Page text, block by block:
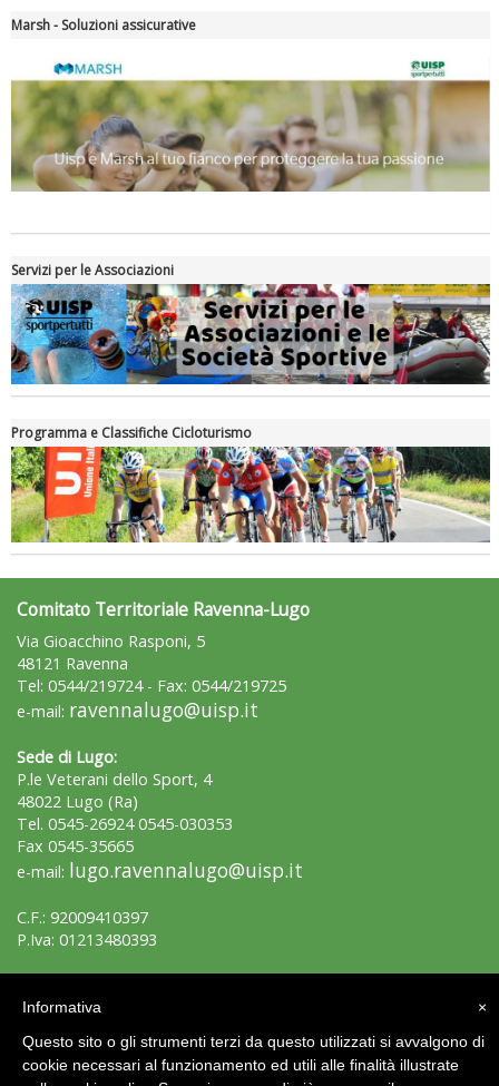
Marsh - Soluzioni assicurative
Servizi per le Associazioni
Programma e Classifiche Cicloturismo
Comitato Territoriale Ravenna-Lugo
Via Gioacchino Rasponi, 5
48121 Ravenna
Tel: 0544/219724 - Fax: 0544/219725
e-mail: ravennalugo@uisp.it
Sede di Lugo:
P.le Veterani dello Sport, 4
48022 Lugo (Ra)
Tel. 0545-26924 0545-030353
Fax 0545-35665
e-mail: lugo.ravennalugo@uisp.it
C.F.: 92009410397
P.Iva: 01213480393
Area Riservata 2.0 ×
Informativa
Questo sito o gli strumenti terzi da questo utilizzati si avvalgono di
cookie necessari al funzionamento ed utili alle finalità illustrate